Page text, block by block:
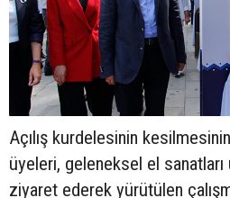
Açılış kurdelesinin
üyeleri, geleneksel el sanatları
ziyaret ederek yürütülen